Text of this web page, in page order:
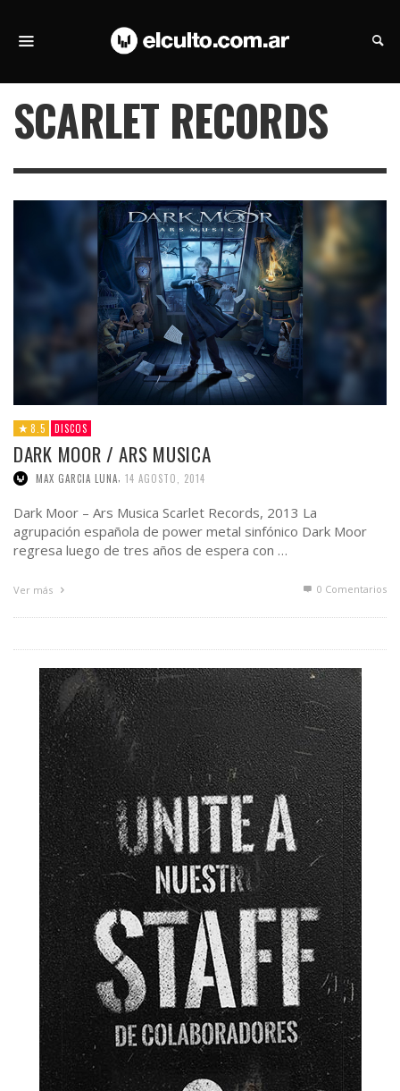
SCARLET RECORDS
8.5 DISCOS
DARK MOOR / ARS MUSICA
MAX GARCIA LUNA, 14 AGOSTO, 2014
Dark Moor – Ars Musica Scarlet Records, 2013 La
agrupación española de power metal sinfónico Dark Moor
regresa luego de tres años de espera con …
Ver más 0 Comentarios